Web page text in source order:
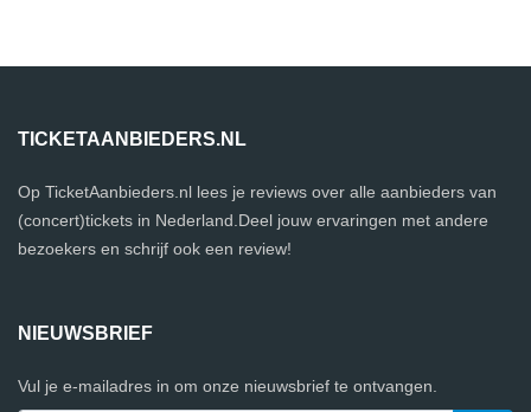
TICKETAANBIEDERS.NL
Op TicketAanbieders.nl lees je reviews over alle aanbieders van
(concert)tickets in Nederland.Deel jouw ervaringen met andere
bezoekers en schrijf ook een review!
NIEUWSBRIEF
Vul je e-mailadres in om onze nieuwsbrief te ontvangen.